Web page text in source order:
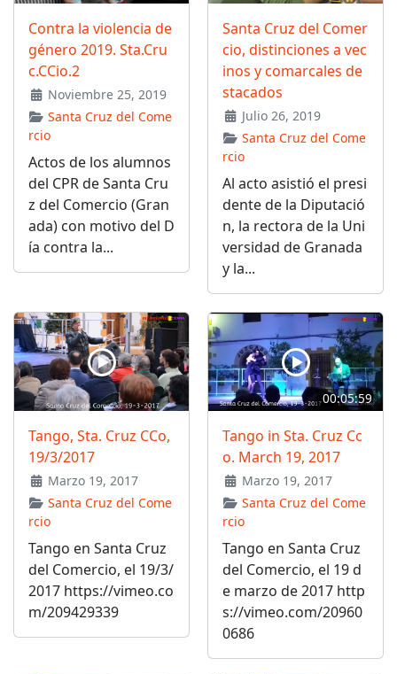
Contra la violencia de
género 2019. Sta.Cru
c.CCio.2
Noviembre 25, 2019
Santa Cruz del Come
rcio
Actos de los alumnos
del CPR de Santa Cru
z del Comercio (Gran
ada) con motivo del D
ía contra la...
Santa Cruz del Comer
cio, distinciones a vec
inos y comarcales de
stacados
Julio 26, 2019
Santa Cruz del Come
rcio
Al acto asistió el presi
dente de la Diputació
n, la rectora de la Uni
versidad de Granada
y la...
Tango, Sta. Cruz CCo,
19/3/2017
Marzo 19, 2017
Santa Cruz del Come
rcio
Tango en Santa Cruz
del Comercio, el 19/3/
2017 https://vimeo.co
m/209429339
00:05:59
Tango in Sta. Cruz Cc
o. March 19, 2017
Marzo 19, 2017
Santa Cruz del Come
rcio
Tango en Santa Cruz
del Comercio, el 19 d
e marzo de 2017 http
s://vimeo.com/20960
0686